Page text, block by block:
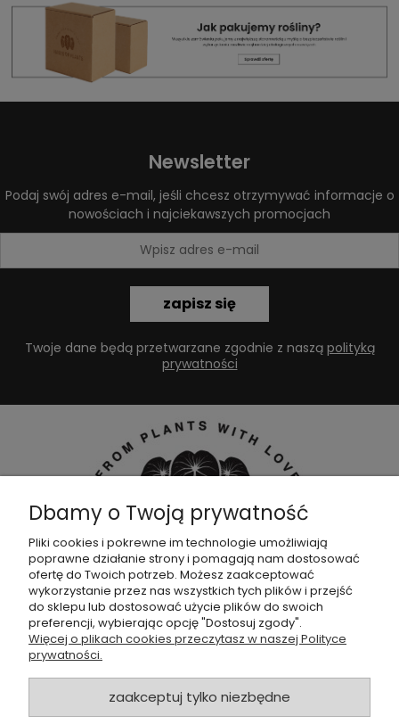
Newsletter
Podaj swój adres e-mail, jeśli chcesz otrzymywać informacje o
nowościach i najciekawszych promocjach
zapisz się
Twoje dane będą przetwarzane zgodnie z naszą polityką
prywatności
Dołącz do naszejgrupy facebookowej !
POMOC
SKLEP
Dbamy o Twoją prywatność
Pliki cookies i pokrewne im technologie umożliwiają
poprawne działanie strony i pomagają nam dostosować
ofertę do Twoich potrzeb. Możesz zaakceptować
wykorzystanie przez nas wszystkich tych plików i przejść
do sklepu lub dostosować użycie plików do swoich
preferencji, wybierając opcję "Dostosuj zgody".
Więcej o plikach cookies przeczytasz w naszej Polityce
prywatności.
zaakceptuj tylko niezbędne